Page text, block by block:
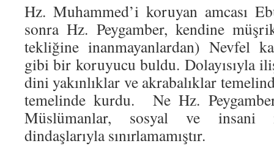
Hz. Muhammed’i koruyan amcası
sonra Hz. Peygamber, kendine
tekliğine inanmayanlardan) Nevfel
gibi bir koruyucu buldu. Dolayısıyla
dini yakınlıklar ve akrabalıklar
temelinde kurdu. Ne Hz.
Müslümanlar, sosyal ve insani
dindaşlarıyla sınırlamamıştır.